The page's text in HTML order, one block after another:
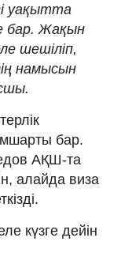
уақытта
бар. Жақын
шешіліп,
намысын
бар.
АҚШ-та
алайда виза
күзге дейін